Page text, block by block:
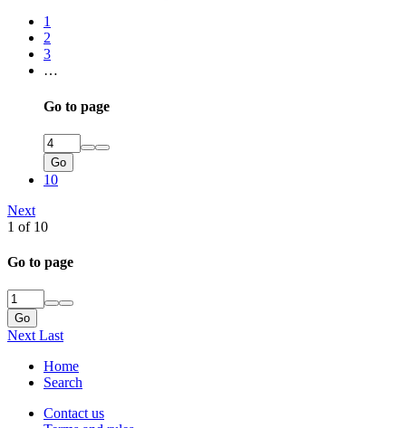
1
2
3
…
Go to page
Go
10
Next
1 of 10
Go to page
Go
NextLast
Home
Search
Contact us